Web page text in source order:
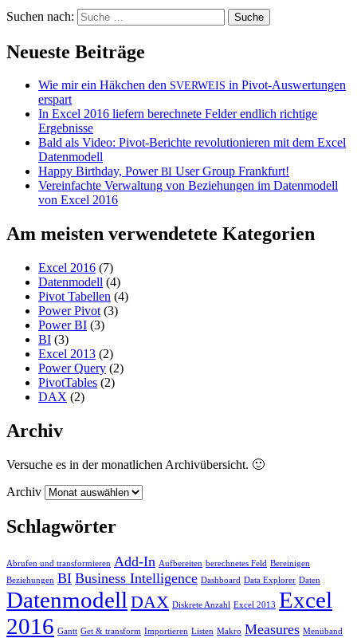
Suchen nach:
Neueste Beiträge
Wie mir ein Häkchen den SVERWEIS in Pivot-Auswertungen
erspart
In Excel 2016 liefern berechnete Felder endlich richtige
Ergebnisse
Bald als Video: Pivot-Berichte revolutionieren mit dem Excel
Datenmodell
Happy Birthday, PowerBI User Group Frankfurt!
Vereinfachte Verwaltung von Beziehungen im Datenmodell
von Excel 2016
Am meisten verwendetete Kategorien
Excel 2016 (7)
Datenmodell (4)
Pivot Tabellen (4)
Power Pivot (3)
Power BI (3)
BI (3)
Excel 2013 (2)
Power Query (2)
PivotTables (2)
DAX (2)
Archiv
Versuche es in der monatlichen Archivübersicht. 🙂
Archiv
Schlagwörter
Abrufen und transformieren Add-In Aufbereiten berechnetes Feld Bereinigen
Beziehungen BI Business Intelligence Dashboard Data Explorer Daten
Datenmodell DAX Diskrete Anzahl Excel 2013 Excel
2016 Gantt Get & transform Importieren Listen Makro Measures Menüband